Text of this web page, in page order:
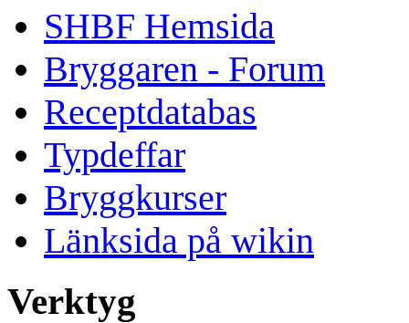
SHBF Hemsida
Bryggaren - Forum
Receptdatabas
Typdeffar
Bryggkurser
Länksida på wikin
Verktyg